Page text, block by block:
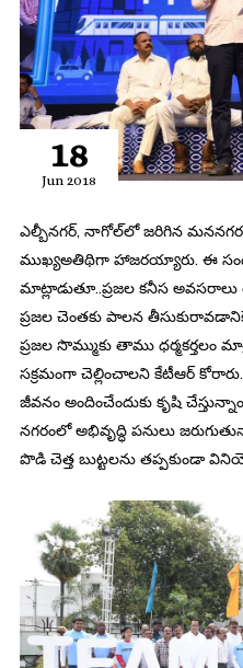
18
Jun 2018
ఎల్బీనగర్, నాగోల్‌లో జరిగిన మననగరం
ముఖ్యఅతిథిగా హాజరయ్యారు. ఈ
మాట్లాడుతూ..ప్రజల కనీస అవసరాలు
ప్రజల చెంతకు పాలన
ప్రజల సొమ్ముకు తాము ధర్మకర్తలం
సక్రమంగా చెల్లించాలని కేటీఆర్
జీవనం అందించేందుకు కృషి
నగరంలో అభివృద్ధి పనులు
పొడి చెత్త బుట్టలను తప్పకుండా